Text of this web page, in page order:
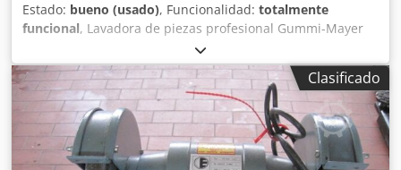
Estado: bueno (usado), Funcionalidad: totalmente
funcional, Lavadora de piezas profesional Gummi-Mayer
usada. El equipo ha sido apenas utilizado y se encuentra
en muy buen estado y completamente funcional. ¡Por
favor, no consultas por correo electrónico! Para cualquier
pregunta, estamos a su disposición por teléfono. ¡Visita y
recogida sólo con cita previa telefónica! Reservado el
derecho a cambios, venta previa y errores. Dwsdpfx
Aqeztkafolsa
Clasificado